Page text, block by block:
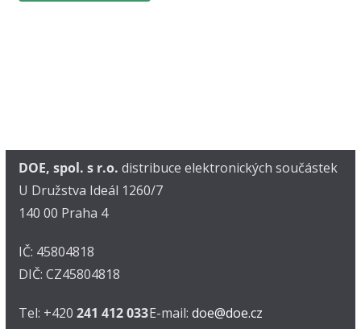
DOE, spol. s r.o. distribuce elektronických součástek
U Družstva Ideál 1260/7
140 00 Praha 4
IČ: 45804818
DIČ: CZ45804818
Tel: +420 241 412 033E-mail: doe@doe.cz